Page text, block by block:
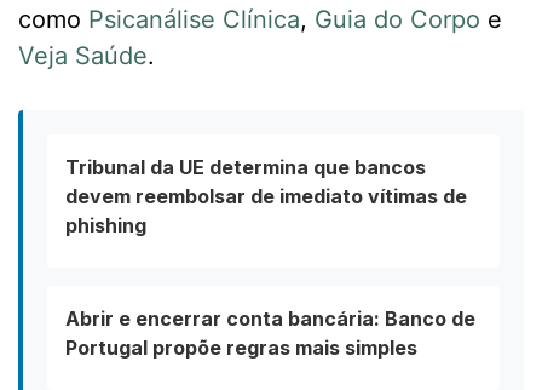
como Psicanálise Clínica, Guia do Corpo e
Veja Saúde.
Tribunal da UE determina que bancos
devem reembolsar de imediato vítimas de
phishing
Abrir e encerrar conta bancária: Banco de
Portugal propõe regras mais simples